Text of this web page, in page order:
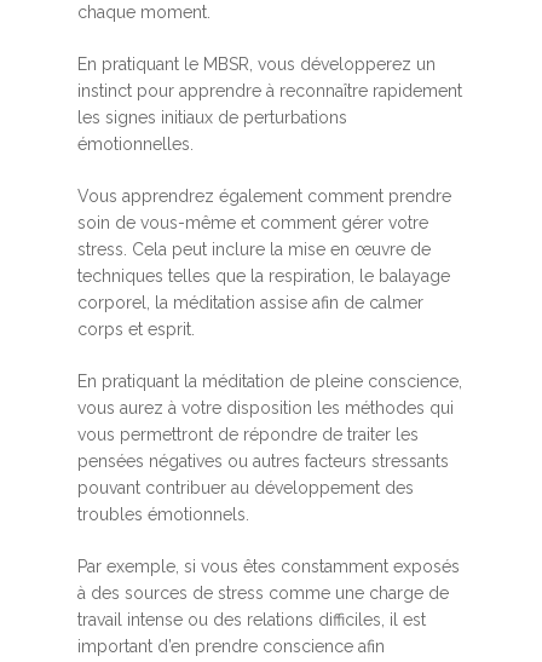
chaque moment.
En pratiquant le MBSR, vous développerez un
instinct pour apprendre à reconnaître rapidement
les signes initiaux de perturbations
émotionnelles.
Vous apprendrez également comment prendre
soin de vous-même et comment gérer votre
stress. Cela peut inclure la mise en œuvre de
techniques telles que la respiration, le balayage
corporel, la méditation assise afin de calmer
corps et esprit.
En pratiquant la méditation de pleine conscience,
vous aurez à votre disposition les méthodes qui
vous permettront de répondre de traiter les
pensées négatives ou autres facteurs stressants
pouvant contribuer au développement des
troubles émotionnels.
Par exemple, si vous êtes constamment exposés
à des sources de stress comme une charge de
travail intense ou des relations difficiles, il est
important d’en prendre conscience afin